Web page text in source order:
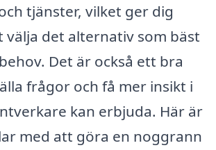
tjänster, vilket ger dig
det alternativ som bäst
Det är också ett bra
frågor och få mer insikt i
kan erbjuda. Här är
med att göra en noggrann